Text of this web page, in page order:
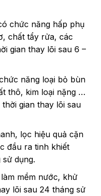
chức năng hấp phụ
chất tẩy rửa, các
gian thay lõi sau 6 –
năng loại bỏ bùn
thô, kim loại nặng …
gian thay lõi sau
lọc hiệu quả cặn
đầu ra tinh khiết
dụng.
mềm nước, khử
lõi sau 24 tháng sử